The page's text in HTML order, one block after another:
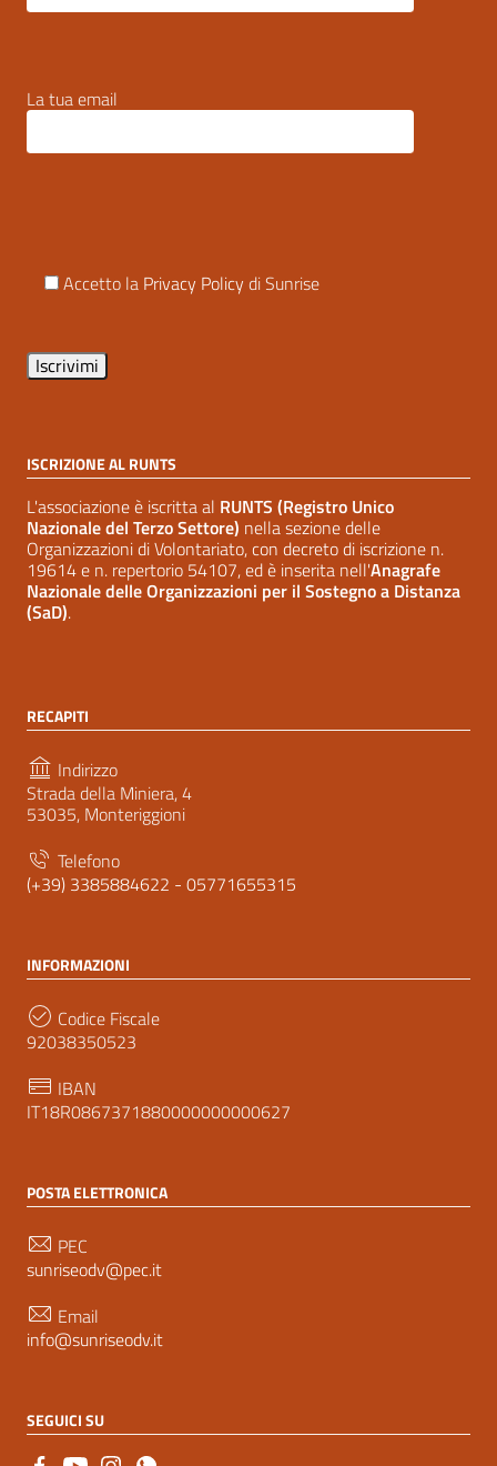
La tua email
Accetto la Privacy Policy di Sunrise
ISCRIZIONE AL RUNTS
L'associazione è iscritta al RUNTS (Registro Unico
Nazionale del Terzo Settore) nella sezione delle
Organizzazioni di Volontariato, con decreto di iscrizione n.
19614 e n. repertorio 54107, ed è inserita nell'Anagrafe
Nazionale delle Organizzazioni per il Sostegno a Distanza
(SaD).
RECAPITI
Indirizzo
Strada della Miniera, 4
53035, Monteriggioni
Telefono
(+39) 3385884622 - 05771655315
INFORMAZIONI
Codice Fiscale
92038350523
IBAN
IT18R0867371880000000000627
POSTA ELETTRONICA
PEC
sunriseodv@pec.it
Email
info@sunriseodv.it
SEGUICI SU